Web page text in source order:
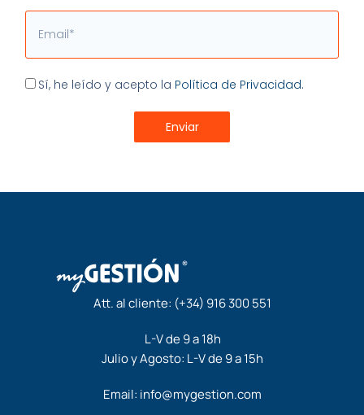
Email
Aceptación
Sí, he leído y acepto la Política de Privacidad.
Enviar
Att. al cliente: (+34) 916 300 551
L-V de 9 a 18h
Julio y Agosto: L-V de 9 a 15h
Email: info@mygestion.com